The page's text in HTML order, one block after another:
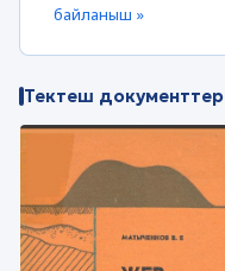
байланыш »
Тектеш документтер